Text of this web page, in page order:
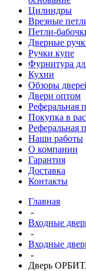
Цилиндры
Врезные
Петли-
Дверные
Ручки купе
Фурнитура
Кухни
Обзоры
Двери оптом
Реферальная
Покупка в
Реферальная
Наши работы
О компании
Гарантия
Доставка
Контакты
Главная
-
Входные
-
Входные
-
Дверь